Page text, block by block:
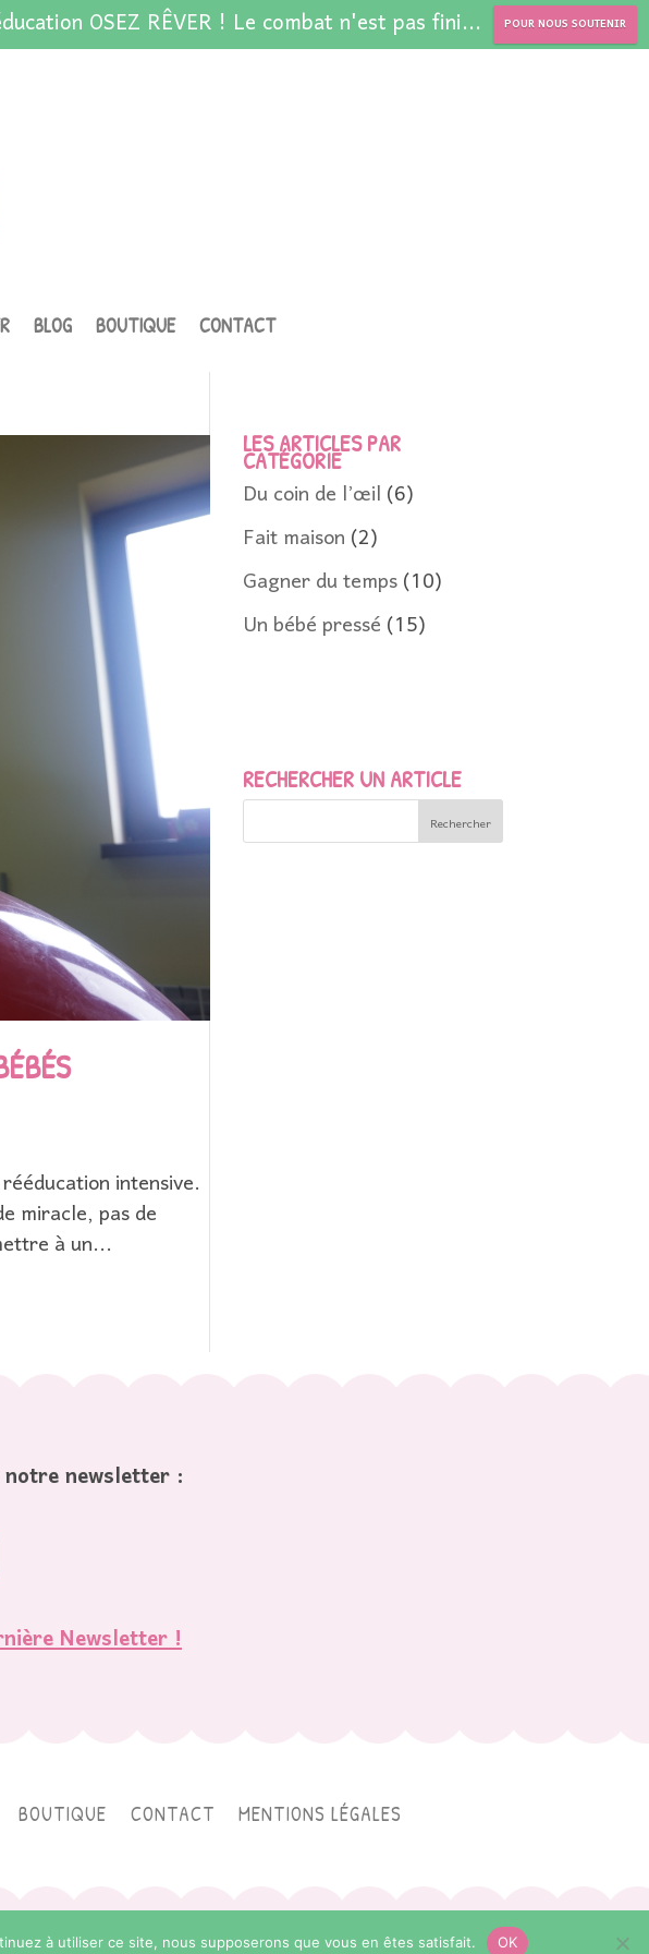
OSEZ RÊVER ! Le combat n'est pas fini... POUR NOUS SOUTENIR
BLOG BOUTIQUE CONTACT
intensive.
miracle, pas de
à un...
LES ARTICLES PAR
CATÉGORIE
Du coin de l’œil(6)
Fait maison(2)
Gagner du temps(10)
Un bébé pressé(15)
RECHERCHER UN ARTICLE
newsletter :
Newsletter !
BOUTIQUE CONTACT MENTIONS LÉGALES
Charlotte Da Mota | La Petite Planète
à utiliser ce site, nous supposerons que vous en êtes satisfait. OK